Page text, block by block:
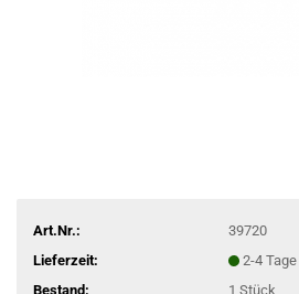
Art.Nr.:
39720
Lieferzeit:
2-4 Tage
Bestand: 1 Stück